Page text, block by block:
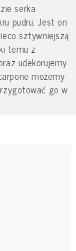
serka
pudru. Jest on
sztywniejszą
temu z
udekorujemy
możemy
go w